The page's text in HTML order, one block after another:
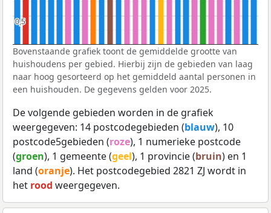
0,5
0,5
Bovenstaande grafiek toont de gemiddelde grootte van
huishoudens per gebied. Hierbij zijn de gebieden van laag
naar hoog gesorteerd op het gemiddeld aantal personen in
een huishouden. De gegevens gelden voor 2025.
De volgende gebieden worden in de grafiek
weergegeven: 14 postcodegebieden (blauw), 10
postcode5gebieden (roze), 1 numerieke postcode
(groen), 1 gemeente (geel), 1 provincie (bruin) en 1
land (oranje). Het postcodegebied 2821 ZJ wordt in
het rood weergegeven.